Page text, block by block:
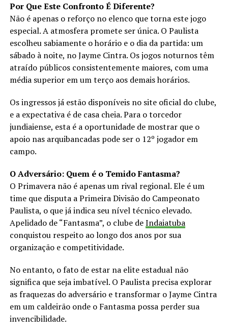
Por Que Este Confronto É Diferente?
Não é apenas o reforço no elenco que torna este jogo
especial. A atmosfera promete ser única. O Paulista
escolheu sabiamente o horário e o dia da partida: um
sábado à noite, no Jayme Cintra. Os jogos noturnos têm
atraído públicos consistentemente maiores, com uma
média superior em um terço aos demais horários.
Os ingressos já estão disponíveis no site oficial do clube,
e a expectativa é de casa cheia. Para o torcedor
jundiaiense, esta é a oportunidade de mostrar que o
apoio nas arquibancadas pode ser o 12º jogador em
campo.
O Adversário: Quem é o Temido Fantasma?
O Primavera não é apenas um rival regional. Ele é um
time que disputa a Primeira Divisão do Campeonato
Paulista, o que já indica seu nível técnico elevado.
Apelidado de “Fantasma”, o clube deIndaiatuba
conquistou respeito ao longo dos anos por sua
organização e competitividade.
No entanto, o fato de estar na elite estadual não
significa que seja imbatível. O Paulista precisa explorar
as fraquezas do adversário e transformar o Jayme Cintra
em um caldeirão onde o Fantasma possa perder sua
invencibilidade.